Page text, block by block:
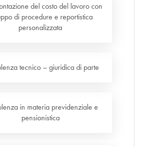
del costo del lavoro con
di procedure e reportistica
personalizzata
tecnico – giuridica di parte
in materia previdenziale e
pensionistica